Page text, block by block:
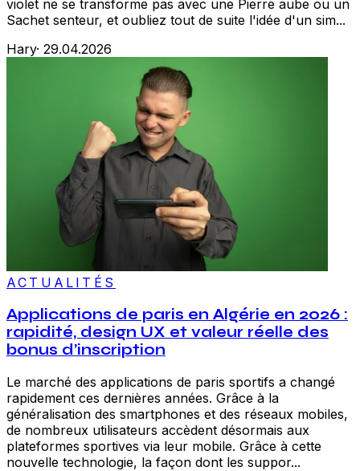
violet ne se transforme pas avec une Pierre aube ou un
Sachet senteur, et oubliez tout de suite l'idée d'un sim...
Hary· 29.04.2026
ACTUALITÉS
Applications de paris en Algérie en 2026 :
rapidité, design UX et valeur réelle des
bonus d’inscription
Le marché des applications de paris sportifs a changé
rapidement ces dernières années. Grâce à la
généralisation des smartphones et des réseaux mobiles,
de nombreux utilisateurs accèdent désormais aux
plateformes sportives via leur mobile. Grâce à cette
nouvelle technologie, la façon dont les suppor...